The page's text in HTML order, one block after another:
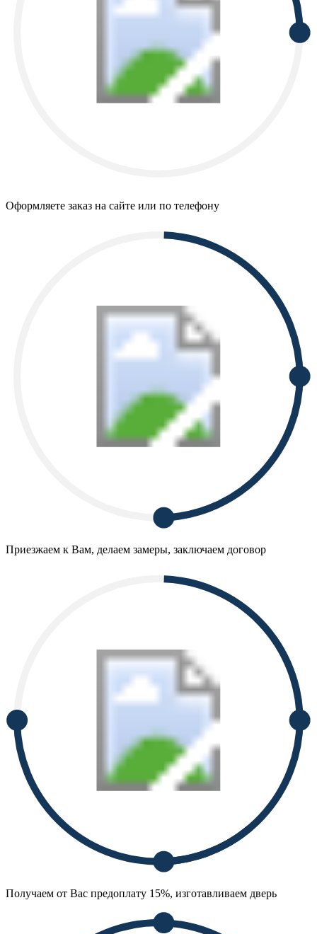
Оформляете заказ на сайте или по телефону
Приезжаем к Вам, делаем замеры, заключаем договор
Получаем от Вас предоплату 15%, изготавливаем дверь